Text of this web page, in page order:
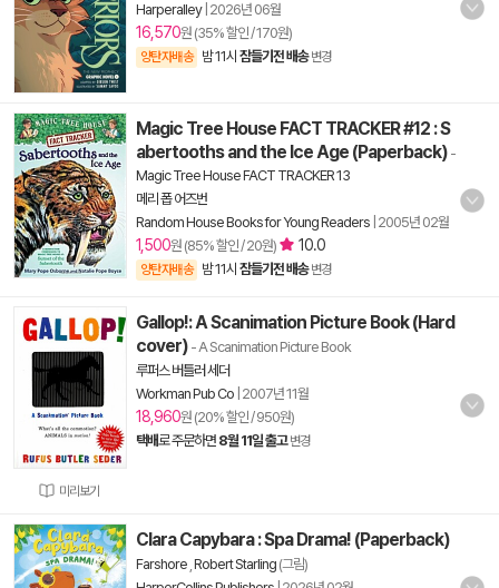
Harperalley| 2026년 06월
16,570원 (35% 할인 / 170원)
양탄자배송 밤 11시 잠들기전 배송 변경
Magic Tree House FACT TRACKER #12 : S
abertooths and the Ice Age (Paperback) -
Magic Tree House FACT TRACKER 13
메리 폽 어즈번
Random House Books for Young Readers 2005년 02월
1,500원 (85% 할인 / 20원) 10.0
양탄자배송 밤 11시 잠들기전 배송 변경
미리보기
Gallop!: A Scanimation Picture Book (Hard
cover) - A Scanimation Picture Book
루퍼스 버틀러 세더
Workman Pub Co 2007년 11월
18,960원 (20% 할인 / 950원)
택배로 주문하면 8월 11일 출고 변경
Clara Capybara : Spa Drama! (Paperback)
Farshore Robert Starling (그림)